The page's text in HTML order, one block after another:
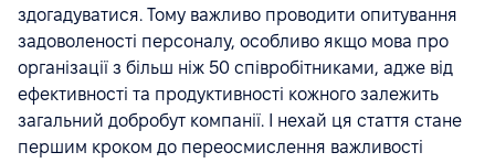
здогадуватися. Тому важливо проводити опитування
задоволеності персоналу, особливо якщо мова про
організації з більш ніж 50 співробітниками, адже від
ефективності та продуктивності кожного залежить
загальний добробут компанії. І нехай ця стаття стане
першим кроком до переосмислення важливості